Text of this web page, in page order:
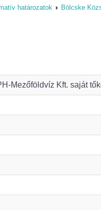
határozatok
Bölcske
Mezőföldvíz Kft. saját